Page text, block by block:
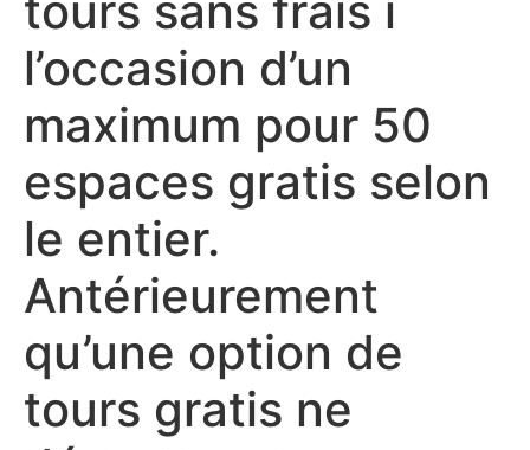
l’occasion d’un
maximum pour 50
espaces gratis selon
le entier.
Antérieurement
qu’une option de
tours gratis ne